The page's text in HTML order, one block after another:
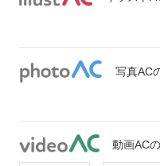
写真AC
動画AC